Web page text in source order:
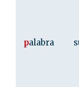
palabra